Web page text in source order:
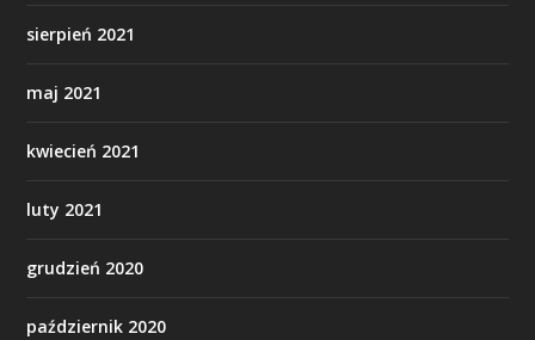
sierpień 2021
maj 2021
kwiecień 2021
luty 2021
grudzień 2020
październik 2020